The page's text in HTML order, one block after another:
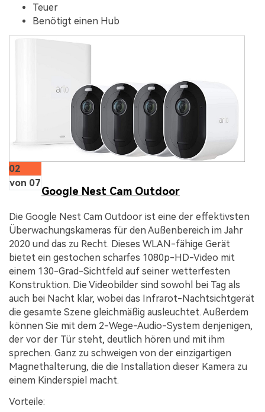
Teuer
Benötigt einen Hub
02
von 07
Google Nest Cam Outdoor
Die Google Nest Cam Outdoor ist eine der effektivsten
Überwachungskameras für den Außenbereich im Jahr
2020 und das zu Recht. Dieses WLAN-fähige Gerät
bietet ein gestochen scharfes 1080p-HD-Video mit
einem 130-Grad-Sichtfeld auf seiner wetterfesten
Konstruktion. Die Videobilder sind sowohl bei Tag als
auch bei Nacht klar, wobei das Infrarot-Nachtsichtgerät
die gesamte Szene gleichmäßig ausleuchtet. Außerdem
können Sie mit dem 2-Wege-Audio-System denjenigen,
der vor der Tür steht, deutlich hören und mit ihm
sprechen. Ganz zu schweigen von der einzigartigen
Magnethalterung, die die Installation dieser Kamera zu
einem Kinderspiel macht.
Vorteile: